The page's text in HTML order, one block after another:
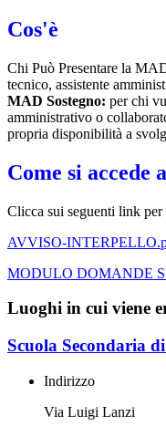
Cos'è
Chi Può Presentare la
tecnico, assistente
MAD Sostegno: per chi
amministrativo o
propria disponibilità a
Come si accede
Clicca sui seguenti link
AVVISO-
MODULO DOMANDE
Luoghi in cui viene
Scuola Secondaria
Indirizzo
Via Luigi Lanzi